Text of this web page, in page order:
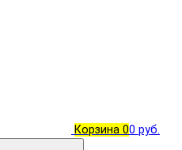
Корзина 00 руб.